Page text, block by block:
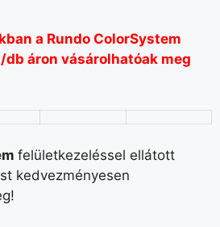
a Rundo ColorSystem
áron vásárolhatóak meg
felületkezeléssel ellátott
kedvezményesen